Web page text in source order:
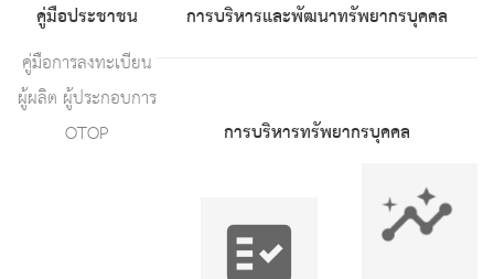
คู่มือประชาชน
การบริหารและพัฒนาทรัพยากรบุคคล
การบริหารทรัพยากรบุคคล
คู่มือการลงทะเบียน
ผู้ผลิต ผู้ประกอบการ
OTOP